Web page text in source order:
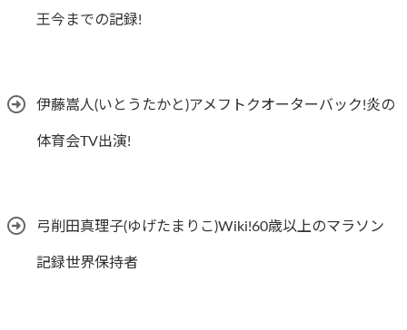
王今までの記録!
伊藤嵩人(いとうたかと)アメフトクオーターバック!炎の
体育会TV出演!
弓削田真理子(ゆげたまりこ)Wiki!60歳以上のマラソン
記録世界保持者